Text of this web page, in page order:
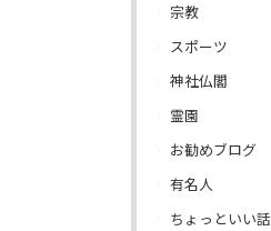
宗教
スポーツ
神社仏閣
霊園
お勧めブログ
有名人
ちょっといい話